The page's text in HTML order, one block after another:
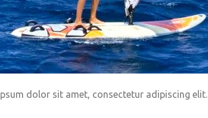
dolor sit amet, consectetur adipiscing elit.